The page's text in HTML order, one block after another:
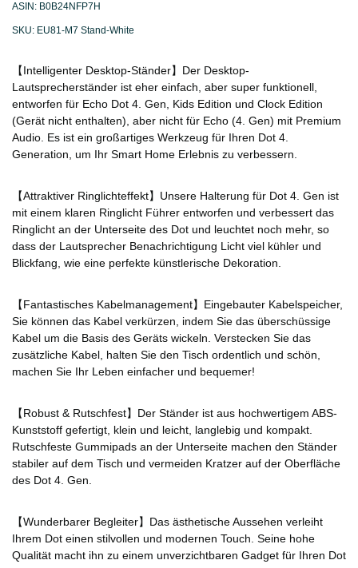
ASIN: B0B24NFP7H
SKU: EU81-M7 Stand-White
【Intelligenter Desktop-Ständer】Der Desktop-
Lautsprecherständer ist eher einfach, aber super funktionell,
entworfen für Echo Dot 4. Gen, Kids Edition und Clock Edition
(Gerät nicht enthalten), aber nicht für Echo (4. Gen) mit Premium
Audio. Es ist ein großartiges Werkzeug für Ihren Dot 4.
Generation, um Ihr Smart Home Erlebnis zu verbessern.
【Attraktiver Ringlichteffekt】Unsere Halterung für Dot 4. Gen ist
mit einem klaren Ringlicht Führer entworfen und verbessert das
Ringlicht an der Unterseite des Dot und leuchtet noch mehr, so
dass der Lautsprecher Benachrichtigung Licht viel kühler und
Blickfang, wie eine perfekte künstlerische Dekoration.
【Fantastisches Kabelmanagement】Eingebauter Kabelspeicher,
Sie können das Kabel verkürzen, indem Sie das überschüssige
Kabel um die Basis des Geräts wickeln. Verstecken Sie das
zusätzliche Kabel, halten Sie den Tisch ordentlich und schön,
machen Sie Ihr Leben einfacher und bequemer!
【Robust & Rutschfest】Der Ständer ist aus hochwertigem ABS-
Kunststoff gefertigt, klein und leicht, langlebig und kompakt.
Rutschfeste Gummipads an der Unterseite machen den Ständer
stabiler auf dem Tisch und vermeiden Kratzer auf der Oberfläche
des Dot 4. Gen.
【Wunderbarer Begleiter】Das ästhetische Aussehen verleiht
Ihrem Dot einen stilvollen und modernen Touch. Seine hohe
Qualität macht ihn zu einem unverzichtbaren Gadget für Ihren Dot